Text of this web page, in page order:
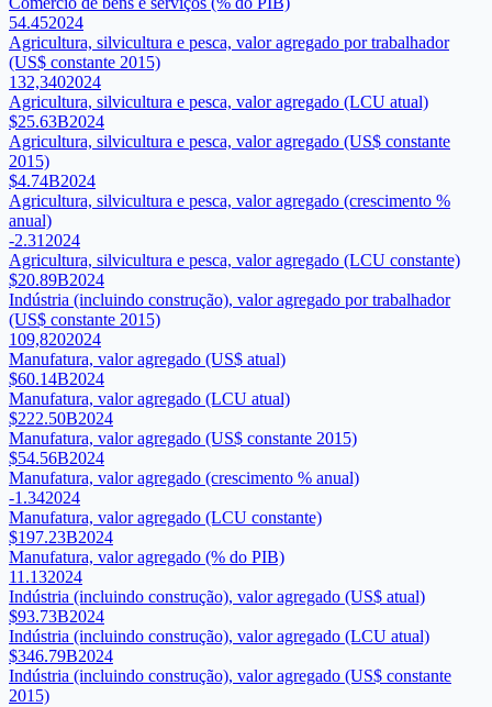
54.452024
Agricultura, silvicultura e pesca, valor agregado por trabalhador
(US$ constante 2015)
132,3402024
Agricultura, silvicultura e pesca, valor agregado (LCU atual)
$25.63B2024
Agricultura, silvicultura e pesca, valor agregado (US$ constante
2015)
$4.74B2024
Agricultura, silvicultura e pesca, valor agregado (crescimento %
anual)
-2.31 2024
Agricultura, silvicultura e pesca, valor agregado (LCU constante)
$20.89B2024
Indústria (incluindo construção), valor agregado por trabalhador
(US$ constante 2015)
109,8202024
Manufatura, valor agregado (US$ atual)
$60.14B2024
Manufatura, valor agregado (LCU atual)
$222.50B2024
Manufatura, valor agregado (US$ constante 2015)
$54.56B2024
Manufatura, valor agregado (crescimento % anual)
-1.342024
Manufatura, valor agregado (LCU constante)
$197.23B2024
Manufatura, valor agregado (% do PIB)
11.132024
Indústria (incluindo construção), valor agregado (US$ atual)
$93.73B2024
Indústria (incluindo construção), valor agregado (LCU atual)
$346.79B2024
Indústria (incluindo construção), valor agregado (US$ constante
2015)